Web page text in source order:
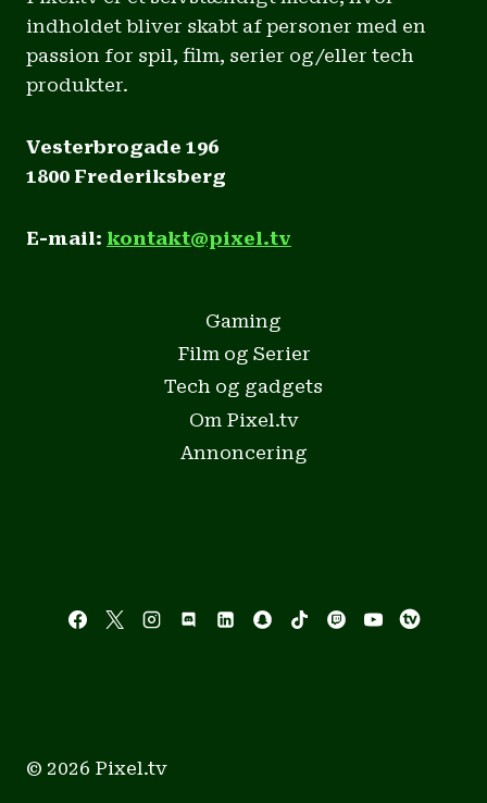
indholdet bliver skabt af personer med en
passion for spil, film, serier og/eller tech
produkter.
Vesterbrogade 196
1800 Frederiksberg
E-mail: kontakt@pixel.tv
Gaming
Film og Serier
Tech og gadgets
Om Pixel.tv
Annoncering
© 2026 Pixel.tv